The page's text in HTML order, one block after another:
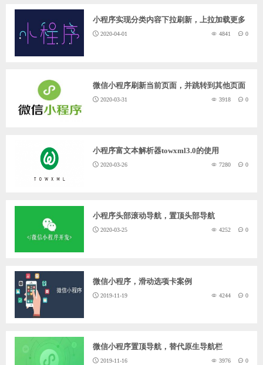
小程序实现分类内容下拉刷新，上拉加载更多
2020-04-01 4841 0
微信小程序刷新当前页面，并跳转到其他页面
2020-03-31 3918 0
小程序富文本解析器towxml3.0的使用
2020-03-26 7280 0
小程序头部滚动导航，置顶头部导航
2020-03-25 4252 0
微信小程序，滑动选项卡案例
2019-11-19 4244 0
微信小程序置顶导航，替代原生导航栏
2019-11-16 3976 0